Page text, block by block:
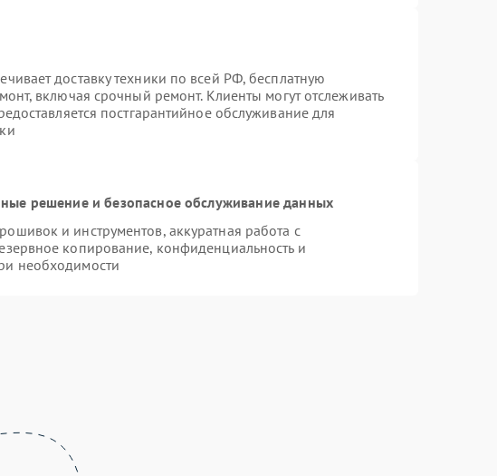
доставку техники по всей РФ, бесплатную
включая срочный ремонт. Клиенты могут отслеживать
постгарантийное обслуживание для
решение и безопасное обслуживание данных
и инструментов, аккуратная работа с
копирование, конфиденциальность и
необходимости